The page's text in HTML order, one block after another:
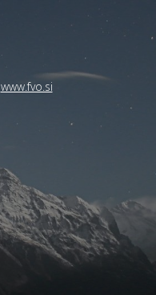
www.fvo.si